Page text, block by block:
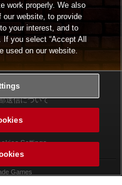
規約
送信について
Settings
Games
work properly. We also
website, to provide
your interest, and to
you select “Accept All
used on our website.